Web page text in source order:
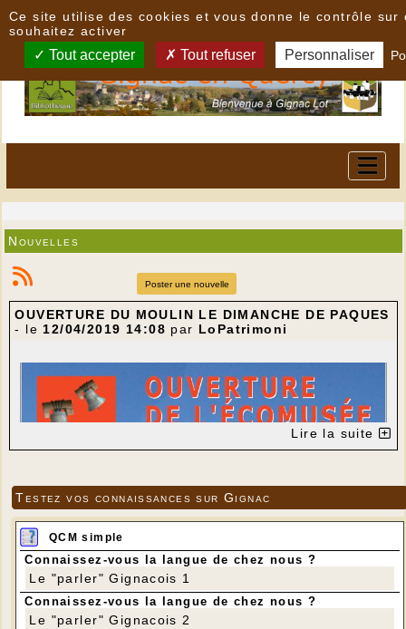
Nouvelles
Poster une nouvelle
OUVERTURE DU MOULIN LE DIMANCHE DE PAQUES
- le12/04/2019 14:08 par LoPatrimoni
Lire la suite
Testez vos connaissances sur Gignac
QCM simple
Connaissez-vous la langue de chez nous ?
Le "parler" Gignacois 1
Connaissez-vous la langue de chez nous ?
Le "parler" Gignacois 2
Ce site utilise des cookies et vous donne le contrôle sur
souhaitez activer
Tout accepter Tout refuser Personnaliser